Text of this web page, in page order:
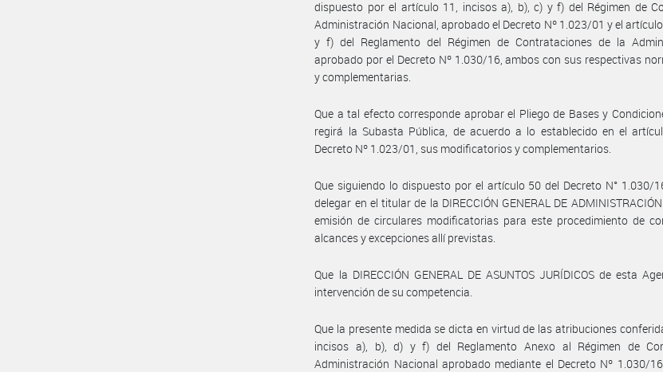
dispuesto por el artículo 11, incisos a), b), c) y f) del Régimen de
Administración Nacional, aprobado el Decreto Nº 1.023/01 y el artículo
y f) del Reglamento del Régimen de Contrataciones de la
aprobado por el Decreto Nº 1.030/16, ambos con sus respectivas
y complementarias.
Que a tal efecto corresponde aprobar el Pliego de Bases y
regirá la Subasta Pública, de acuerdo a lo establecido en el
Decreto Nº 1.023/01, sus modificatorios y complementarios.
Que siguiendo lo dispuesto por el artículo 50 del Decreto N° 1.030/
delegar en el titular de la DIRECCIÓN GENERAL DE
emisión de circulares modificatorias para este procedimiento de
alcances y excepciones allí previstas.
Que la DIRECCIÓN GENERAL DE ASUNTOS JURÍDICOS de esta
intervención de su competencia.
Que la presente medida se dicta en virtud de las atribuciones
incisos a), b), d) y f) del Reglamento Anexo al Régimen de
Administración Nacional aprobado mediante el Decreto Nº 1.030/